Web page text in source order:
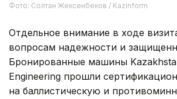
Фото: Солтан Жексенбеков / Kazinform
Отдельное внимание в ходе
вопросам надежности и
Бронированные машины
Engineering прошли
на баллистическую и